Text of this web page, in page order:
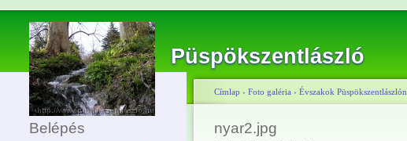
Püspökszentlászló
Belépés
Címlap › Foto galéria › Évszakok Püspökszentlászlón
nyar2.jpg